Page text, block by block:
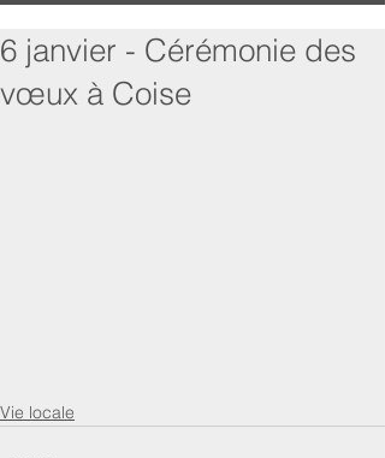
6 janvier - Cérémonie des
vœux à Coise
Vie locale